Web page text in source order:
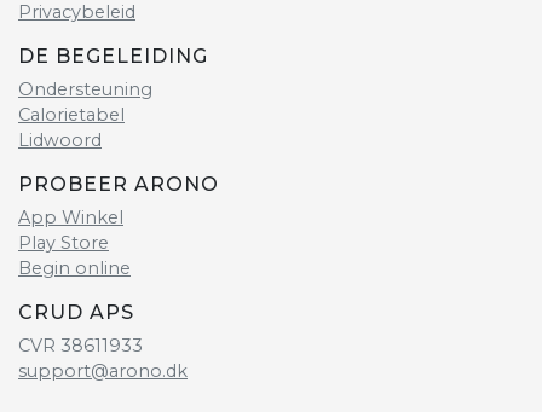
Privacybeleid
DE BEGELEIDING
Ondersteuning
Calorietabel
Lidwoord
PROBEER ARONO
App Winkel
Play Store
Begin online
CRUD APS
CVR 38611933
support@arono.dk